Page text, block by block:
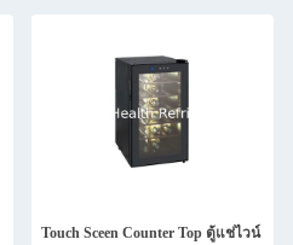
Touch Sceen Counter Top ตู้แช่ไวน์